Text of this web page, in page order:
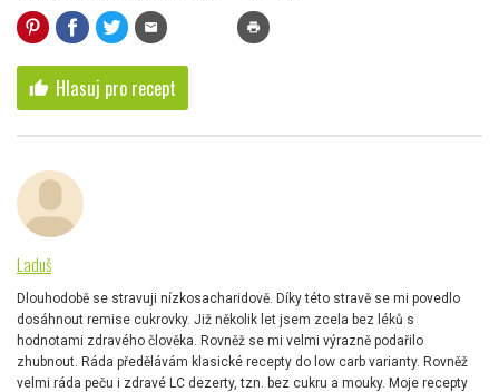
mail print
thumb_up Hlasuj pro recept
Laduš
Dlouhodobě se stravuji nízkosacharidově. Díky této stravě se mi povedlo
dosáhnout remise cukrovky. Již několik let jsem zcela bez léků s
hodnotami zdravého člověka. Rovněž se mi velmi výrazně podařilo
zhubnout. Ráda předělávám klasické recepty do low carb varianty. Rovněž
velmi ráda peču i zdravé LC dezerty, tzn. bez cukru a mouky. Moje recepty